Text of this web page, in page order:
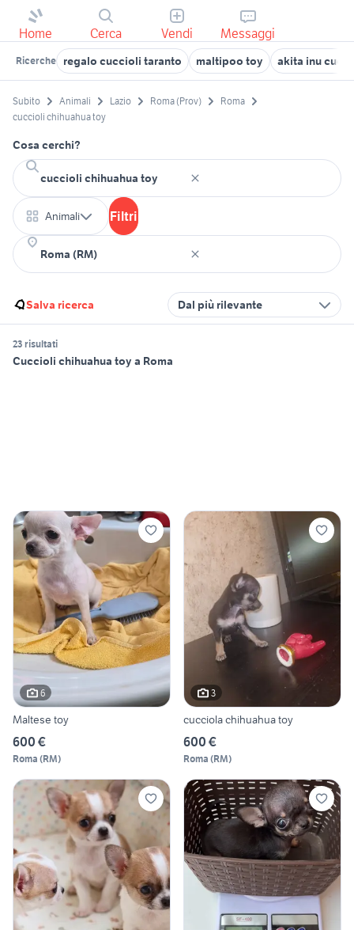
Home Cerca Vendi Messaggi
Ricerche regalo cuccioli taranto maltipoo toy akita inu
Subito Animali Lazio Roma (Prov)
Roma
cuccioli chihuahua toy
Cosa cerchi?
Animali Filtri
Salva ricerca Dal più rilevante
23 risultati
Cuccioli chihuahua toy a Roma
6
Maltese toy
600 €
Roma (RM)
3
cucciola chihuahua toy
600 €
Roma (RM)